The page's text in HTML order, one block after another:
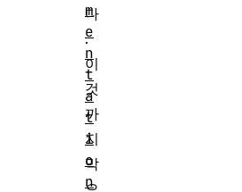
다
.
이
것
까
지
막
으
m
e
n
t
a
t
i
o
n